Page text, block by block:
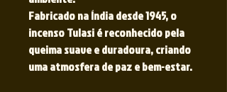
Fabricado na Índia desde 1945, o
incenso Tulasi é reconhecido pela
queima suave e duradoura, criando
uma atmosfera de paz e bem-estar.